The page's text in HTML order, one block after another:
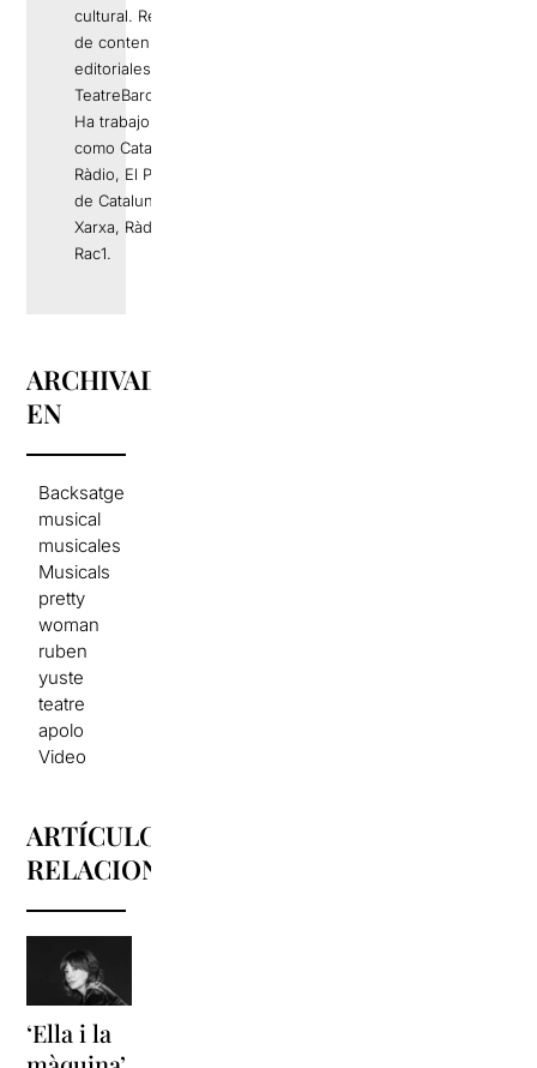
cultural. Responsable
de contenidos
editoriales de
TeatreBarcelona.com.
Ha trabajo en medios
como Catalunya
Ràdio, El Periódico
de Catalunya, La
Xarxa, Ràdio 4 o
Rac1.
ARCHIVADO
EN
Backsatge
musical
musicales
Musicals
pretty
woman
ruben
yuste
teatre
apolo
Video
ARTÍCULOS
RELACIONADOS
‘Ella i la